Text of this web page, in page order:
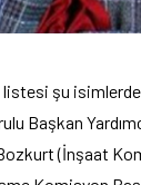
listesi şu
Başkan
(İnşaat